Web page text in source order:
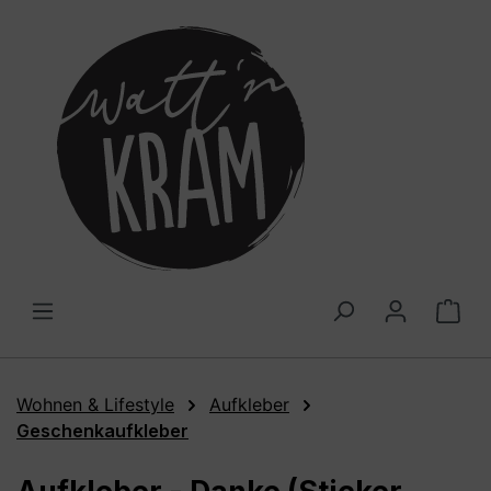
Wohnen & Lifestyle
Aufkleber
Geschenkaufkleber